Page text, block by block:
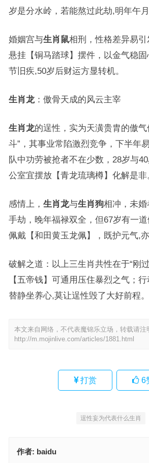
岁是分水岭，若能熬过此劫,明年午月
婚姻宫与生肖鼠相刑，性格差异易
悬挂【铜马踏球】摆件，以金气稳
节旧疾,50岁后财运方显转机。
生肖龙：傲骨天成的风云主宰
生肖龙的逞性，实为天潢贵胄的傲气
斗”，其事业常陷激烈竞争，下半年
队中功劳被抢者不在少数，28岁与
公室宜摆放【青龙琉璃樽】化解是非
感情上， 生肖龙与生肖狗相冲，未
手劫，晚年福禄双全，但67岁有一
佩戴【和田黄玉龙佩】，既护元气,亦
破解之道：以上三生肖共性在于“刚
【五帝钱】可通用压住暴烈之气；
替静坐养心,莫让逞性毁了大好前程。
本文来自网络，不代表魔锦乐立场，转载请注
http://m.mojinlive.com/articles/1881.html
打赏 6
逞性妄为代表什么生肖
作者: baidu